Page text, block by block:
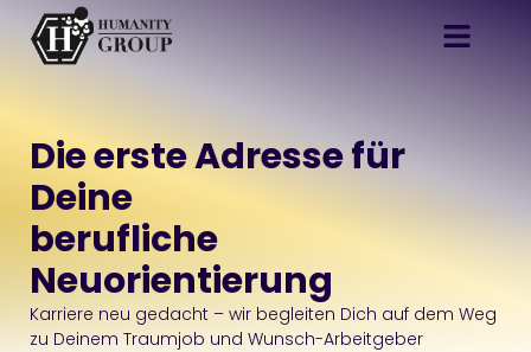
Die erste Adresse für
Deine
berufliche
Neuorientierung
Karriere neu gedacht – wir begleiten Dich auf dem Weg
zu Deinem Traumjob und Wunsch-Arbeitgeber